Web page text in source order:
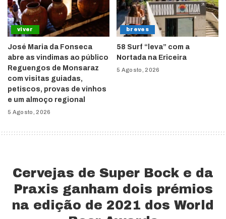
viver
José Maria da Fonseca
abre as vindimas ao público
Reguengos de Monsaraz
com visitas guiadas,
petiscos, provas de vinhos
e um almoço regional
5 Agosto, 2026
breves
58 Surf “leva” com a
Nortada na Ericeira
5 Agosto, 2026
Cervejas de Super Bock e da
Praxis ganham dois prémios
na edição de 2021 dos World